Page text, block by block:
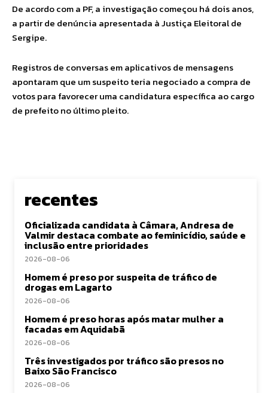
De acordo com a PF, a investigação começou há dois anos,
a partir de denúncia apresentada à Justiça Eleitoral de
Sergipe.
Registros de conversas em aplicativos de mensagens
apontaram que um suspeito teria negociado a compra de
votos para favorecer uma candidatura específica ao cargo
de prefeito no último pleito.
recentes
Oficializada candidata à Câmara, Andresa de
Valmir destaca combate ao feminicídio, saúde e
inclusão entre prioridades
2026-08-06
Homem é preso por suspeita de tráfico de
drogas em Lagarto
2026-08-06
Homem é preso horas após matar mulher a
facadas em Aquidabã
2026-08-06
Três investigados por tráfico são presos no
Baixo São Francisco
2026-08-06